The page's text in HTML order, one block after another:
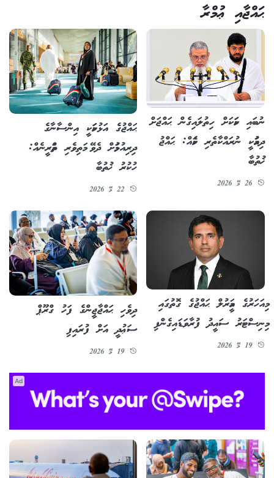
ޙައްޖާއި ޢުމްރާ
ނުބައި ކަމަކަށް ހިތުލައިގެން ޙައްޖަށް
ދިއުމަކީ ނުރައްކާތެރި ކަމެއް: ޙައްޖު
ޚުތުބާ
26 މޭ 2026
ޙައްޖުގެ އަޅުކަމަކީ އިންސާނާގެ
ދިރިއުޅުމަށް ދެވޭ މަތިވެރި ތަމްރީނެއް:
ހުކުރު ޚުތުބާ
މިއަހަރުގެ އަމީރުލް ޙައްޖުގެ ގޮތުގައި
މިނިސްޓަރު ސައީދު ފުރާވަޑައިގެންފި
19 މޭ 2026
ދިވެހި ޙައްޖާޖީންގެ ފަހު ގްރޫޕް
ސަޢުދީ އަށް ފުރައިފި
19 މޭ 2026
Ad